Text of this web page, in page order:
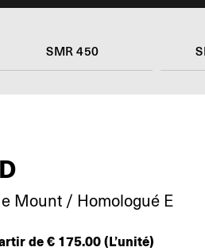
SMR 450
Mount / Homologué E
de€ 175.00(L’unité)